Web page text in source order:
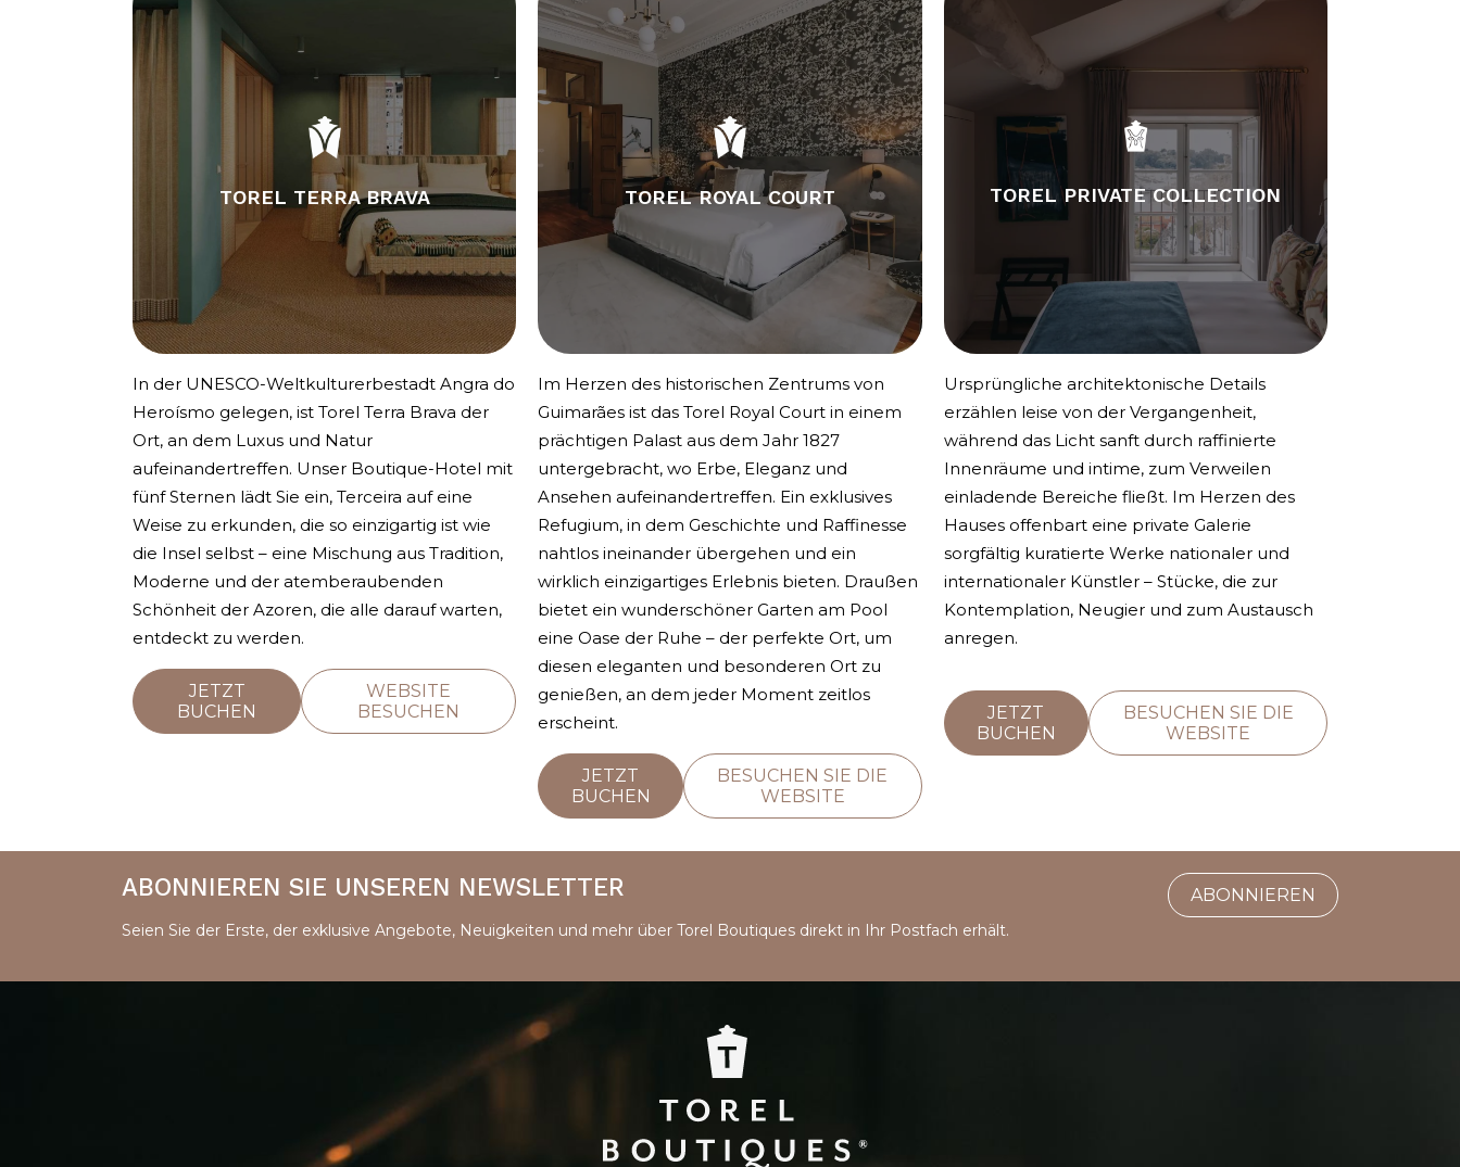
TOREL TERRA BRAVA
In der UNESCO-Weltkulturerbestadt Angra do
Heroísmo gelegen, ist Torel Terra Brava der
Ort, an dem Luxus und Natur
aufeinandertreffen. Unser Boutique-Hotel mit
fünf Sternen lädt Sie ein, Terceira auf eine
Weise zu erkunden, die so einzigartig ist wie
die Insel selbst – eine Mischung aus Tradition,
Moderne und der atemberaubenden
Schönheit der Azoren, die alle darauf warten,
entdeckt zu werden.
JETZT
BUCHEN
WEBSITE
BESUCHEN
TOREL ROYAL COURT
Im Herzen des historischen Zentrums von
Guimarães ist das Torel Royal Court in einem
prächtigen Palast aus dem Jahr 1827
untergebracht, wo Erbe, Eleganz und
Ansehen aufeinandertreffen. Ein exklusives
Refugium, in dem Geschichte und Raffinesse
nahtlos ineinander übergehen und ein
wirklich einzigartiges Erlebnis bieten. Draußen
bietet ein wunderschöner Garten am Pool
eine Oase der Ruhe – der perfekte Ort, um
diesen eleganten und besonderen Ort zu
genießen, an dem jeder Moment zeitlos
erscheint.
JETZT
BUCHEN
BESUCHEN SIE DIE
WEBSITE
TOREL PRIVATE COLLECTION
Ursprüngliche architektonische Details
erzählen leise von der Vergangenheit,
während das Licht sanft durch raffinierte
Innenräume und intime, zum Verweilen
einladende Bereiche fließt. Im Herzen des
Hauses offenbart eine private Galerie
sorgfältig kuratierte Werke nationaler und
internationaler Künstler – Stücke, die zur
Kontemplation, Neugier und zum Austausch
anregen.
JETZT
BUCHEN
BESUCHEN SIE DIE
WEBSITE
ABONNIEREN SIE UNSEREN NEWSLETTER
Seien Sie der Erste, der exklusive Angebote, Neuigkeiten und mehr über Torel Boutiques direkt in Ihr Postfach erhält.
ABONNIEREN